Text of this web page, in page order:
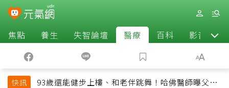
焦點 養生 失智論壇 醫療 百科 影音
快訊
93歲還能健步上樓、和老伴跳舞！哈佛醫師曝父親